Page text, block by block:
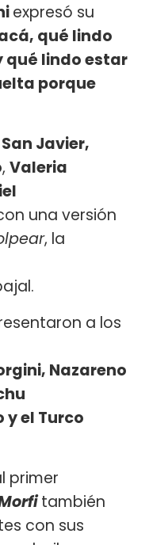
expresó su
qué lindo
qué lindo estar
porque
Javier,
, Valeria
una versión
, la
a los
Nazareno
y el Turco
primer
también
con sus